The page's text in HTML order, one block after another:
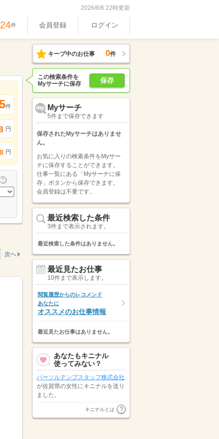
2026/8/6 22時更新
件 会員登録 ログイン
件
円
円
次へ
キープ中のお仕事 0件
保存
この検索条件を
Myサーチに保存
Myサーチ
5件まで保存できます
保存されたMyサーチはありませ
ん。
お気に入りの検索条件をMyサー
チに保存することができます。
仕事一覧にある「Myサーチに保
存」ボタンから保存できます。
会員登録は不要です。
最近検索した条件
3件まで表示されます。
最近検索した条件はありません。
最近見たお仕事
10件まで表示します。
閲覧履歴からのレコメンド
あなたに
オススメのお仕事情報
最近見たお仕事はありません。
あなたもキニナル
使ってみない？
パーソルテンプスタッフ株式会社
が佐賀県の女性にキニナルを送り
ました。
株式会社エキスパ
ートスタッフにキニナルを送りま
キニナルとは